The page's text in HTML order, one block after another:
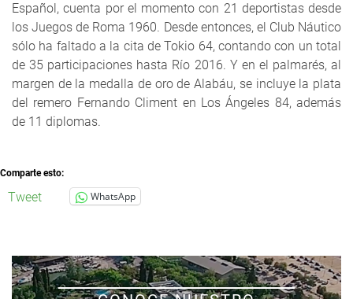
Español, cuenta por el momento con 21 deportistas desde
los Juegos de Roma 1960. Desde entonces, el Club Náutico
sólo ha faltado a la cita de Tokio 64, contando con un total
de 35 participaciones hasta Río 2016. Y en el palmarés, al
margen de la medalla de oro de Alabáu, se incluye la plata
del remero Fernando Climent en Los Ángeles 84, además
de 11 diplomas.
Comparte esto:
Tweet WhatsApp